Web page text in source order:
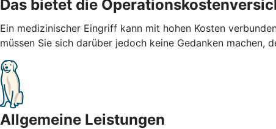
Das bietet die
Ein medizinischer Eingriff kann mit hohen Kosten
müssen Sie sich darüber jedoch keine Gedanken
Allgemeine Leistungen